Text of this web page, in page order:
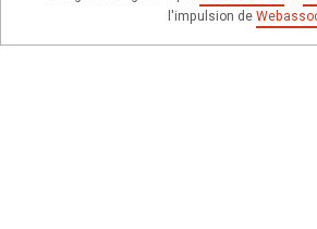
l'impulsion de